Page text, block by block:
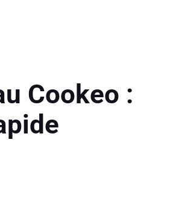
Cookeo :